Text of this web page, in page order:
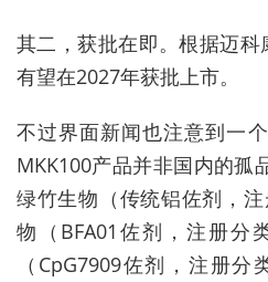
其二，获批在即。根据迈科
有望在2027年获批上市。
不过界面新闻也注意到一
MKK100产品并非国内的孤品
绿竹生物（传统铝佐剂，
物（ BFA01 佐剂，注册分
（ CpG7909佐剂，注册分